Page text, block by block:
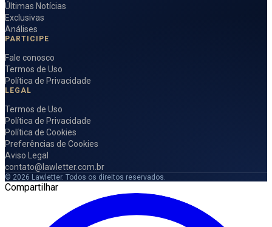
Últimas Notícias
Exclusivas
Análises
PARTICIPE
Fale conosco
Termos de Uso
Política de Privacidade
LEGAL
Termos de Uso
Política de Privacidade
Política de Cookies
Preferências de Cookies
Aviso Legal
contato@lawletter.com.br
© 2026 Lawletter. Todos os direitos reservados.
Compartilhar